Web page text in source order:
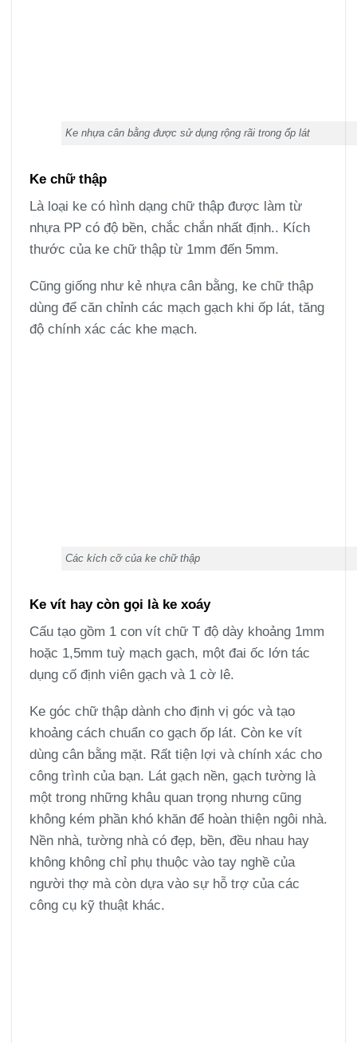
Ke nhựa cân bằng được sử dụng rộng rãi trong ốp lát
Ke chữ thập
Là loại ke có hình dạng chữ thập được làm từ
nhựa PP có độ bền, chắc chắn nhất định.. Kích
thước của ke chữ thập từ 1mm đến 5mm.
Cũng giống như kẻ nhựa cân bằng, ke chữ thập
dùng để căn chỉnh các mạch gạch khi ốp lát, tăng
độ chính xác các khe mạch.
Các kích cỡ của ke chữ thập
Ke vít hay còn gọi là ke xoáy
Cấu tạo gồm 1 con vít chữ T độ dày khoảng 1mm
hoặc 1,5mm tuỳ mạch gạch, một đai ốc lớn tác
dụng cố định viên gạch và 1 cờ lê.
Ke góc chữ thập dành cho định vị góc và tạo
khoảng cách chuẩn co gạch ốp lát. Còn ke vít
dùng cân bằng mặt. Rất tiện lợi và chính xác cho
công trình của bạn. Lát gạch nền, gạch tường là
một trong những khâu quan trọng nhưng cũng
không kém phần khó khăn để hoàn thiện ngôi nhà.
Nền nhà, tường nhà có đẹp, bền, đều nhau hay
không không chỉ phụ thuộc vào tay nghề của
người thợ mà còn dựa vào sự hỗ trợ của các
công cụ kỹ thuật khác.